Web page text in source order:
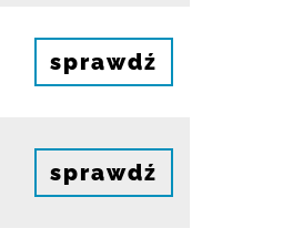
sprawdź
sprawdź